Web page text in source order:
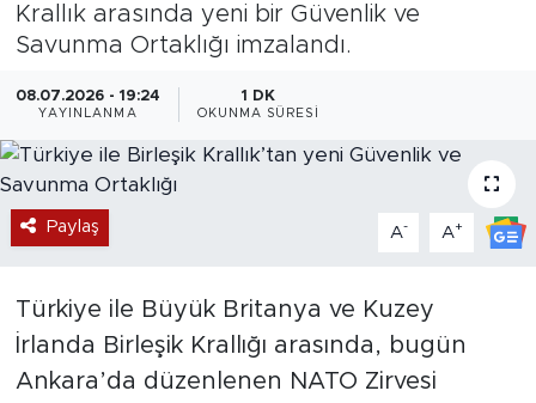
Krallık arasında yeni bir Güvenlik ve
Savunma Ortaklığı imzalandı.
08.07.2026 - 19:24
YAYINLANMA
1 DK
OKUNMA SÜRESI
Paylaş A- A+
Türkiye ile Büyük Britanya ve Kuzey
İrlanda Birleşik Krallığı arasında, bugün
Ankara’da düzenlenen NATO Zirvesi
Magazin
Özel Haber
Politika
Resmi İlanlar
Spor
Turizm